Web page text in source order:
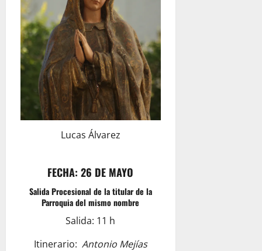
Lucas Álvarez
FECHA: 26 DE MAYO
Salida Procesional de la titular de la
Parroquia del mismo nombre
Salida: 11 h
Itinerario: Antonio Mejías